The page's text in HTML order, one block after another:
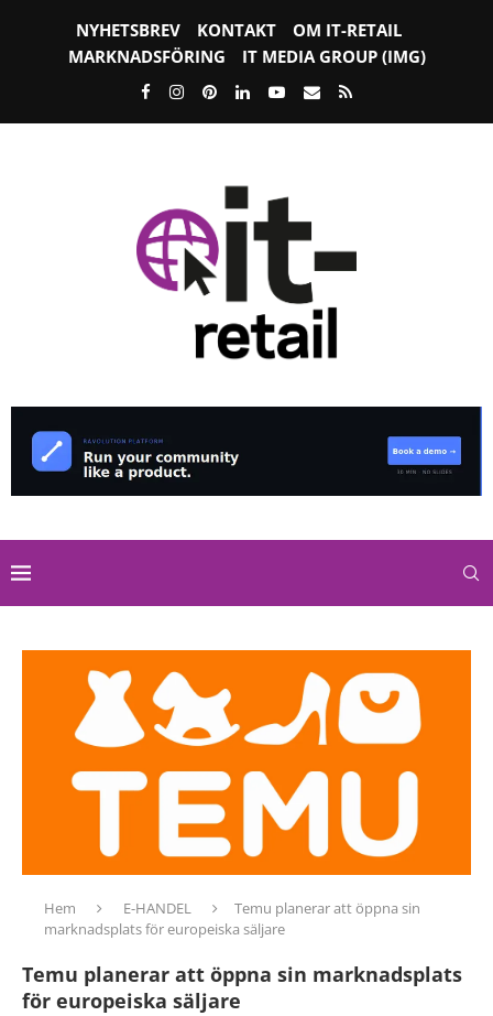
NYHETSBREV KONTAKT
OM IT-RETAIL
MARKNADSFÖRING
IT MEDIA GROUP (IMG)
Hem E-HANDEL
Temu planerar att öppna sin
marknadsplats för europeiska säljare
Temu planerar att öppna sin marknadsplats
för europeiska säljare